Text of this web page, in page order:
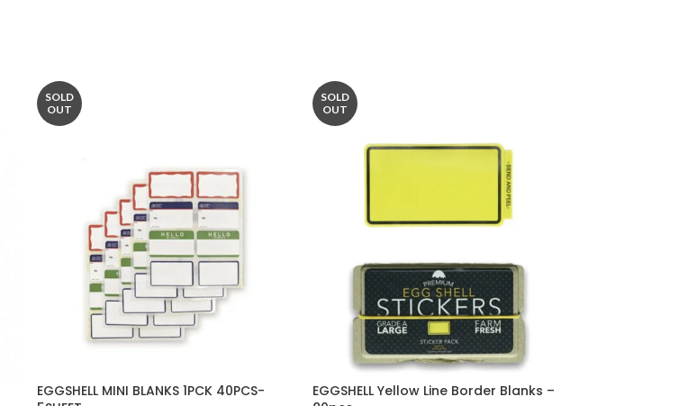
SOLD
OUT
EGGSHELL MINI BLANKS 1PCK 40PCS-
SOLD
OUT
EGGSHELL Yellow Line Border Blanks –